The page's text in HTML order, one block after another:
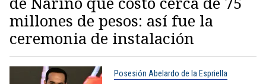
millones de pesos: así fue la
ceremonia de instalación
Posesión Abelardo de la Espriella